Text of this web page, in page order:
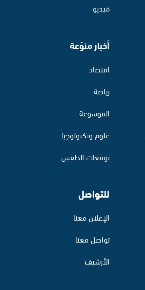
فيديو
أخبار منوّعة
اقتصاد
رياضة
الموسوعة
علوم وتكنولوجيا
توقعات الطقس
للتواصل
الإعلان معنا
تواصل معنا
الأرشيف